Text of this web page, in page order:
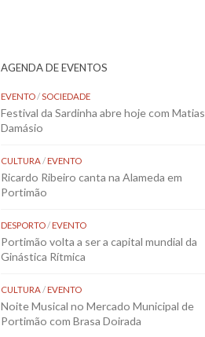
AGENDA DE EVENTOS
EVENTO/SOCIEDADE
Festival da Sardinha abre hoje com Matias
Damásio
CULTURA/EVENTO
Ricardo Ribeiro canta na Alameda em
Portimão
DESPORTO/EVENTO
Portimão volta a ser a capital mundial da
Ginástica Rítmica
CULTURA/EVENTO
Noite Musical no Mercado Municipal de
Portimão com Brasa Doirada